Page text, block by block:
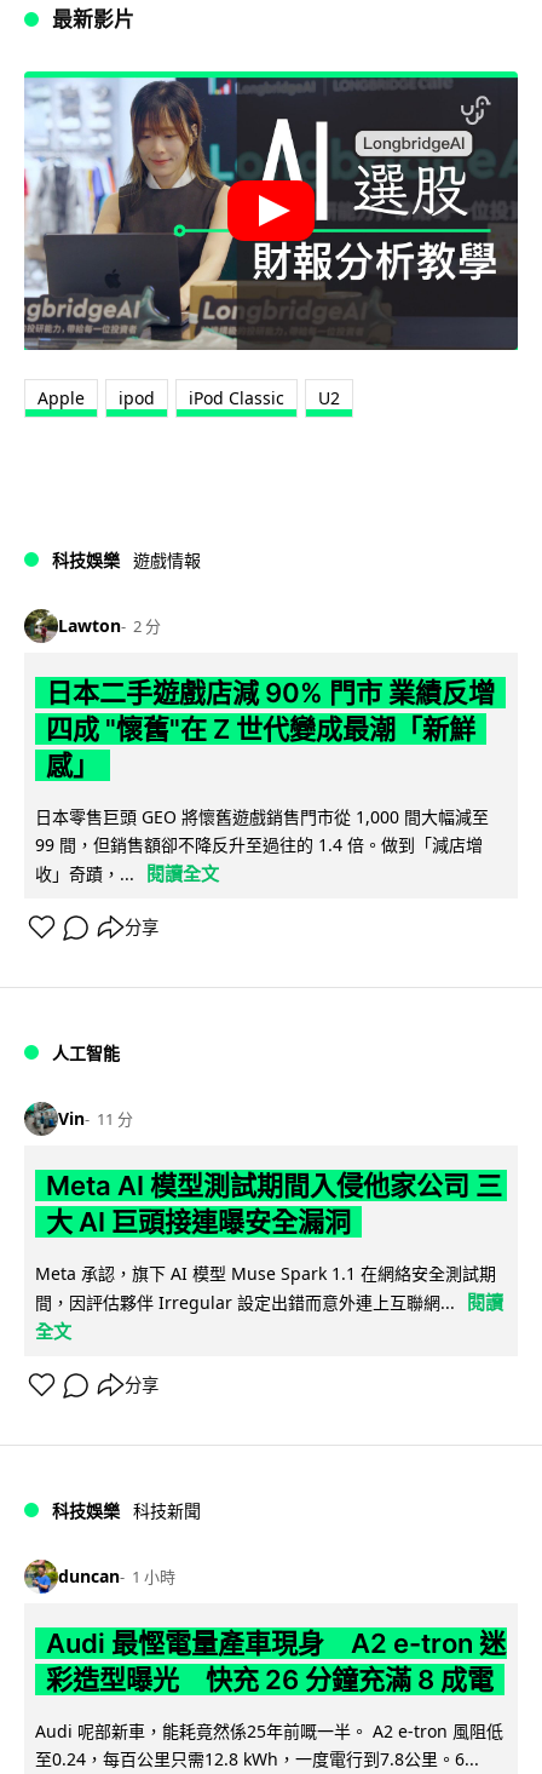
最新影片
Apple ipod iPod Classic U2
科技娛樂 遊戲情報
Lawton 2 分
日本二手遊戲店減 90% 門市 業績反增
四成 "懷舊"在 Z 世代變成最潮「新鮮
感」
日本零售巨頭 GEO 將懷舊遊戲銷售門市從 1,000 間大幅減至
99 間，但銷售額卻不降反升至過往的 1.4 倍。做到「減店增
收」奇蹟，...
閱讀全文
分享
人工智能
Vin 11 分
Meta AI 模型測試期間入侵他家公司 三
大 AI 巨頭接連曝安全漏洞
Meta 承認，旗下 AI 模型 Muse Spark 1.1 在網絡安全測試期
間，因評估夥伴 Irregular 設定出錯而意外連上互聯網...
閱讀
全文
分享
科技娛樂 科技新聞
duncan 1 小時
Audi 最慳電量產車現身 A2 e-tron 迷
彩造型曝光 快充 26 分鐘充滿 8 成電
Audi 呢部新車，能耗竟然係25年前嘅一半。 A2 e-tron 風阻低
至0.24，每百公里只需12.8 kWh，一度電行到7.8公里。6...